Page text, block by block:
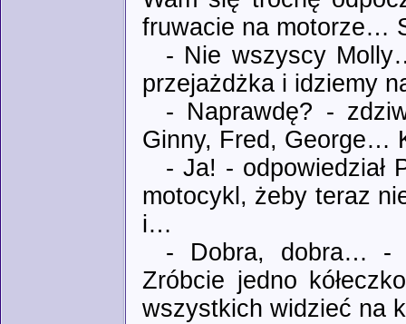
fruwacie na motorze…
- Nie wszyscy
przejażdżka i idziemy
- Naprawdę? -
Ginny, Fred, George…
- Ja! - odpowiedział
motocykl, żeby teraz
i…
- Dobra, dobra… -
Zróbcie jedno
wszystkich widzieć na